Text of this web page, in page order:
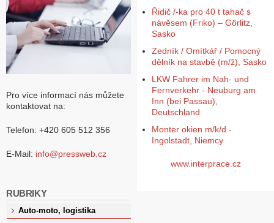
Pro více informací nás můžete
kontaktovat na:
Telefon: +420 605 512 356
E-Mail: info@pressweb.cz
RUBRIKY
Auto-moto, logistika
Řidič /-ka pro 40 t tahač s
návěsem (Friko) – Görlitz,
Sasko
Zedník / Omítkář / Pomocný
dělník na stavbě (m/ž), Sasko
LKW Fahrer im Nah- und
Fernverkehr - Neuburg am
Inn (bei Passau),
Deutschland
Monter okien m/k/d -
Ingolstadt, Niemcy
www.interprace.cz